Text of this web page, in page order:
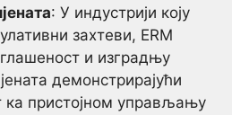
: У индустрији коју
захтеви, ERM
и изградњу
демонстрирајући
ка пристојном управљању